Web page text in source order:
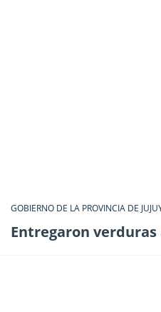
GOBIERNO DE LA PROVINCIA DE
Entregaron